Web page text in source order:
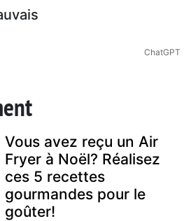
ChatGPT
Vous avez reçu un Air
Fryer à Noël? Réalisez
ces 5 recettes
gourmandes pour le
goûter!